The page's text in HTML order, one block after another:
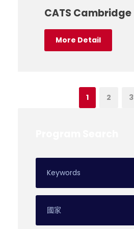
CATS Cambridge
More Detail
1 2 3